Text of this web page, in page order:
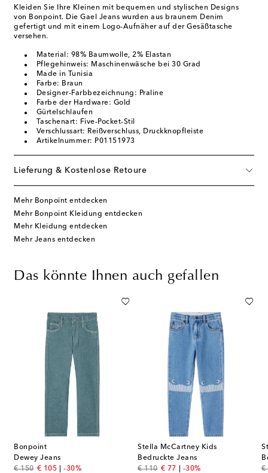
Kleiden Sie Ihre Kleinen mit bequemen und stylischen Designs
von Bonpoint. Die Gael Jeans wurden aus braunem Denim
gefertigt und mit einem Logo-Aufnäher auf der Gesäßtasche
versehen.
Material: 98% Baumwolle, 2% Elastan
Pflegehinweis: Maschinenwäsche bei 30 Grad
Made in Tunisia
Farbe: Braun
Designer-Farbbezeichnung: Praline
Farbe der Hardware: Gold
Gürtelschlaufen
Taschenart: Five-Pocket-Stil
Verschlussart: Reißverschluss, Druckknopfleiste
Artikelnummer: P01151973
Lieferung & Kostenlose Retoure
Mehr Bonpoint entdecken
Mehr Bonpoint Kleidung entdecken
Mehr Kleidung entdecken
Mehr Jeans entdecken
Das könnte Ihnen auch gefallen
Bonpoint
Dewey Jeans
€ 150
original price
€ 105
discount price
-30%
Stella McCartney Kids
Bedruckte Jeans
€ 110
original price
€ 77
discount price
-30%
€